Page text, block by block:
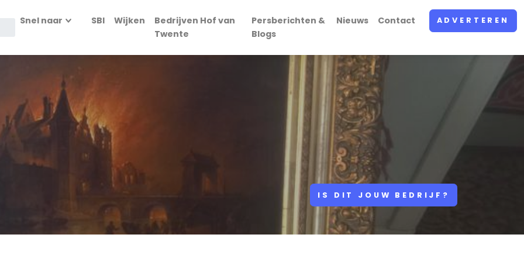
Snel naar SBI Wijken
Bedrijven Hof van
Twente
Persberichten &
Blogs
Nieuws Contact ADVERTEREN
IS DIT JOUW BEDRIJF?